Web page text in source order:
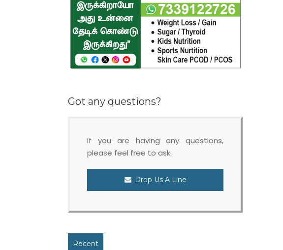
Got any questions?
If you are having any questions,
please feel free to ask.
Drop Us A Line
Recent